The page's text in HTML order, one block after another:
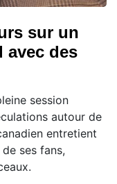
sur un
avec des
session
autour de
entretient
ses fans,